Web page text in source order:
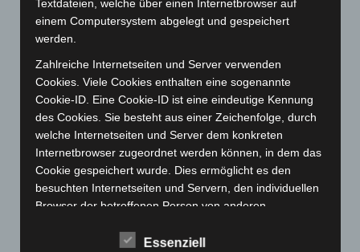
Oktober 2022 (166)
September 2022
(205)
August 2022 (166)
Juli 2022(133)
Juni 2022(167)
Mai 2022 (177)
April 2022(198)
März 2022(221)
Februar 2022 (189)
Textdateien, welche über einen Internetbrowser auf
einem Computersystem abgelegt und gespeichert
werden.
Zahlreiche Internetseiten und Server verwenden
Cookies. Viele Cookies enthalten eine sogenannte
Cookie-ID. Eine Cookie-ID ist eine eindeutige Kennung
des Cookies. Sie besteht aus einer Zeichenfolge, durch
welche Internetseiten und Server dem konkreten
Internetbrowser zugeordnet werden können, in dem das
Cookie gespeichert wurde. Dies ermöglicht es den
besuchten Internetseiten und Servern, den individuellen
Browser der betroffenen Person von anderen
unterscheiden. Ein bestimmter Internetbrowser kann
Essenziell